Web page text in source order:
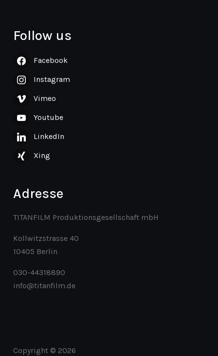
Follow us
Facebook
Instagram
Vimeo
Youtube
LinkedIn
Xing
Adresse
TITANFILM Produktionsgesellschaft mbH
Kollwitzstrasse 40
10405 Berlin
030-44318890
info@titanfilm.de
Copyright © 2026